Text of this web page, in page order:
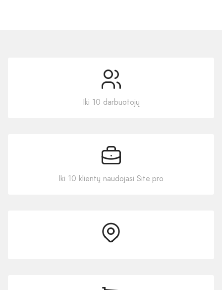
Iki 10 darbuotojų
Iki 10 klientų naudojasi Site.pro